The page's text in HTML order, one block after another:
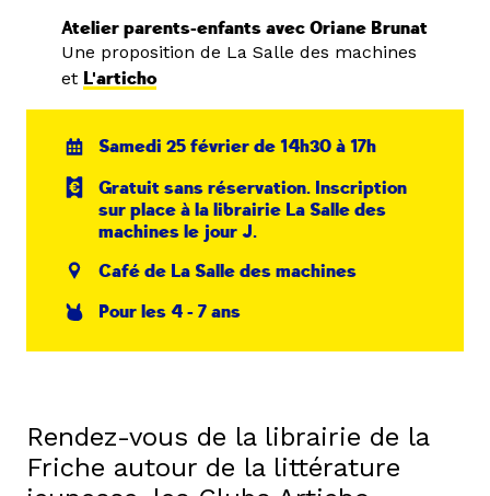
Atelier parents-enfants avec Oriane Brunat
Une proposition de La Salle des machines
et L'articho
Samedi 25 février de 14h30 à 17h
Gratuit sans réservation. Inscription
sur place à la librairie La Salle des
machines le jour J.
Café de La Salle des machines
Pour les 4 - 7 ans
Rendez-vous de la librairie de la
Friche autour de la littérature